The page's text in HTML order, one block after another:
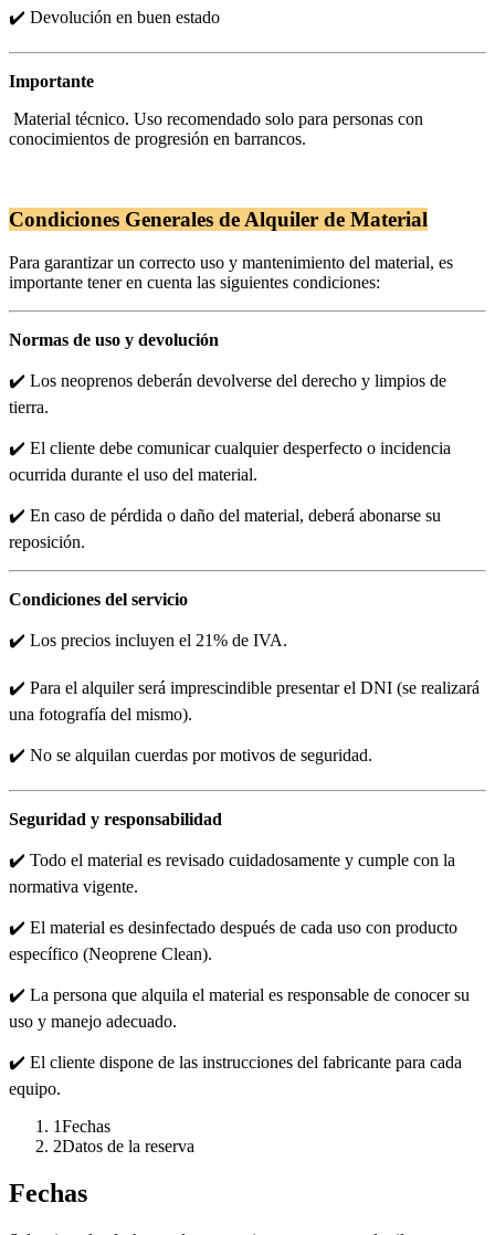
✔️ Devolución en buen estado
Importante
Material técnico. Uso recomendado solo para personas con
conocimientos de progresión en barrancos.
Condiciones Generales de Alquiler de Material
Para garantizar un correcto uso y mantenimiento del material, es
importante tener en cuenta las siguientes condiciones:
Normas de uso y devolución
✔️ Los neoprenos deberán devolverse del derecho y limpios de
tierra.
✔️ El cliente debe comunicar cualquier desperfecto o incidencia
ocurrida durante el uso del material.
✔️ En caso de pérdida o daño del material, deberá abonarse su
reposición.
Condiciones del servicio
✔️ Los precios incluyen el 21% de IVA.
✔️ Para el alquiler será imprescindible presentar el DNI (se realizará
una fotografía del mismo).
✔️ No se alquilan cuerdas por motivos de seguridad.
Seguridad y responsabilidad
✔️ Todo el material es revisado cuidadosamente y cumple con la
normativa vigente.
✔️ El material es desinfectado después de cada uso con producto
específico (Neoprene Clean).
✔️ La persona que alquila el material es responsable de conocer su
uso y manejo adecuado.
✔️ El cliente dispone de las instrucciones del fabricante para cada
equipo.
1Fechas
2Datos de la reserva
Fechas